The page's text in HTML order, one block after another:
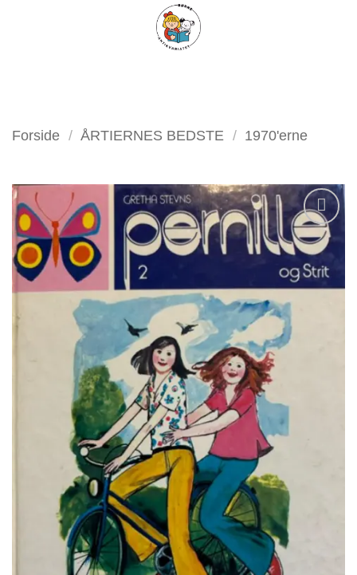
FILTER
Forside / ÅRTIERNES BEDSTE / 1970'erne
Tilføj
som
favorit